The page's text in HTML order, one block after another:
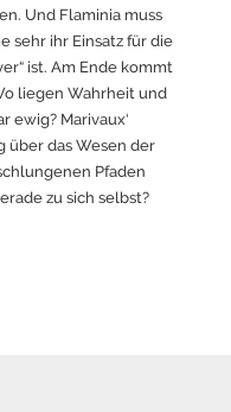
Und Flaminia muss
sehr ihr Einsatz für die
ist. Am Ende kommt
liegen Wahrheit und
ewig? Marivaux‘
über das Wesen der
Pfaden
zu sich selbst?